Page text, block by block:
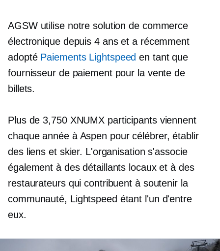
AGSW utilise notre solution de commerce
électronique depuis 4 ans et a récemment
adopté Paiements Lightspeed en tant que
fournisseur de paiement pour la vente de
billets.
Plus de 3,750 XNUMX participants viennent
chaque année à Aspen pour célébrer, établir
des liens et skier. L'organisation s'associe
également à des détaillants locaux et à des
restaurateurs qui contribuent à soutenir la
communauté, Lightspeed étant l'un d'entre
eux.